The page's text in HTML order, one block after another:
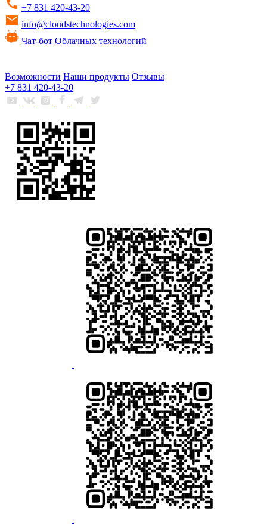
+7 831 420-43-20
info@cloudstechnologies.com
Чат-бот Облачных технологий
Возможности Наши продукты Отзывы
+7 831 420-43-20